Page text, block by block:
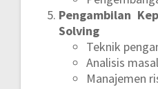
Pengambilan
Solving
Teknik
Analisis
Manajemen